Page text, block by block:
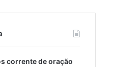
corrente de oração